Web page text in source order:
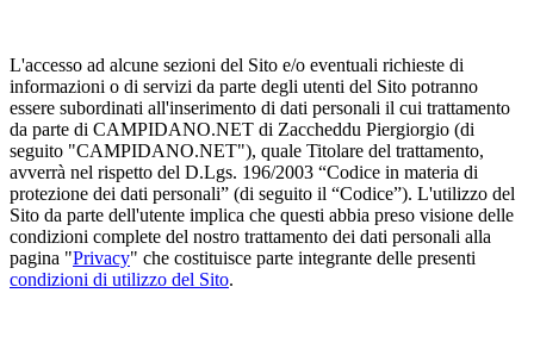
L'accesso ad alcune sezioni del Sito e/o eventuali richieste di
informazioni o di servizi da parte degli utenti del Sito potranno
essere subordinati all'inserimento di dati personali il cui trattamento
da parte di CAMPIDANO.NET di Zaccheddu Piergiorgio (di
seguito "CAMPIDANO.NET"), quale Titolare del trattamento,
avverrà nel rispetto del D.Lgs. 196/2003 “Codice in materia di
protezione dei dati personali” (di seguito il “Codice”). L'utilizzo del
Sito da parte dell'utente implica che questi abbia preso visione delle
condizioni complete del nostro trattamento dei dati personali alla
pagina "Privacy" che costituisce parte integrante delle presenti
condizioni di utilizzo del Sito.